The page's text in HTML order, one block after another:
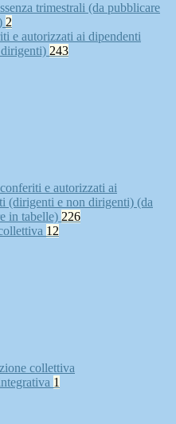
trimestrali (da pubblicare
2
e autorizzati ai dipendenti
243
e autorizzati ai
(dirigenti e non dirigenti) (da
in tabelle) 226
12
collettiva
1